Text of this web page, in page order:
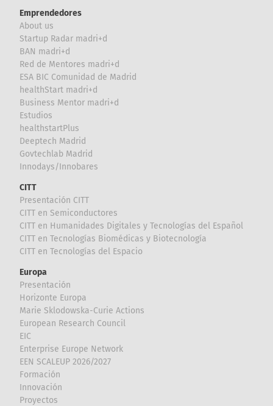
Emprendedores
About us
Startup Radar madri+d
BAN madri+d
Red de Mentores madri+d
ESA BIC Comunidad de Madrid
healthStart madri+d
Business Mentor madri+d
Estudios
healthstartPlus
Deeptech Madrid
Govtechlab Madrid
Innodays/Innobares
CITT
Presentación CITT
CITT en Semiconductores
CITT en Humanidades Digitales y Tecnologías del Español
CITT en Tecnologías Biomédicas y Biotecnología
CITT en Tecnologías del Espacio
Europa
Presentación
Horizonte Europa
Marie Sklodowska-Curie Actions
European Research Council
EIC
Enterprise Europe Network
EEN SCALEUP 2026/2027
Formación
Innovación
Proyectos